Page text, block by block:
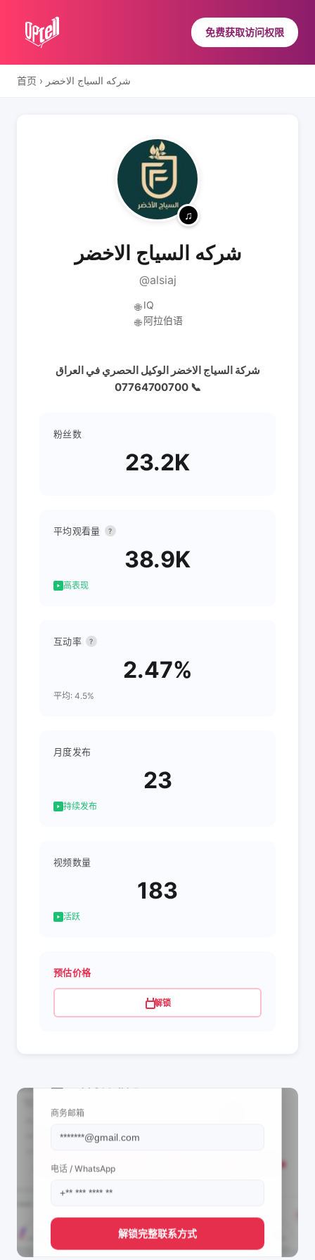
免费获取访问权限
首页 › شركه السياج الاخضر
شركه السياج الاخضر
@alsiaj
🌐 IQ
🌐 阿拉伯语
شركة السياج الاخضر الوكيل الحصري في العراق
07764700700 📞
粉丝数
23.2K
平均观看量 ?
38.9K
高表现
互动率 ?
2.47%
平均: 4.5%
月度发布
23
持续发布
视频数量
183
活跃
预估价格
解锁
商务邮箱
电话 / WhatsApp
解锁完整联系方式